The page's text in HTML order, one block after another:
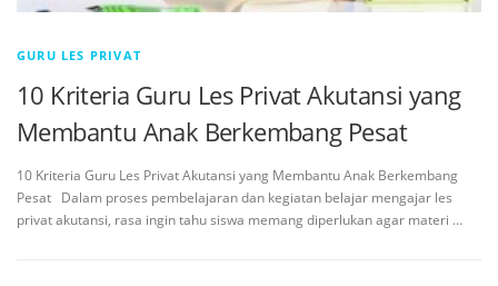
GURU LES PRIVAT
10 Kriteria Guru Les Privat Akutansi yang
Membantu Anak Berkembang Pesat
10 Kriteria Guru Les Privat Akutansi yang Membantu Anak Berkembang
Pesat Dalam proses pembelajaran dan kegiatan belajar mengajar les
privat akutansi, rasa ingin tahu siswa memang diperlukan agar materi …